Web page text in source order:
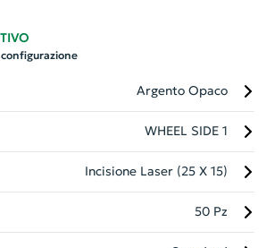
righello di precisione e un cacciavite a
anche un'opzione di regalo aziendale
Argento Opaco
WHEEL SIDE 1
Incisione Laser (25 X 15)
50 Pz